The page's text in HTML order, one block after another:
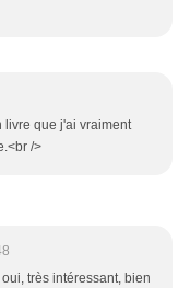
livre que j'ai vraiment
/>
très intéressant, bien